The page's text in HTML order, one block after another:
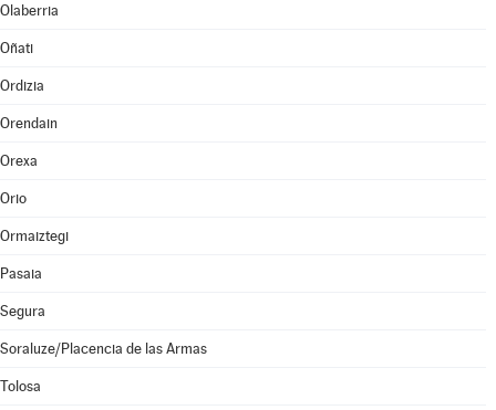
Olaberria
Oñati
Ordizia
Orendain
Orexa
Orio
Ormaiztegi
Pasaia
Segura
Soraluze/Placencia de las Armas
Tolosa